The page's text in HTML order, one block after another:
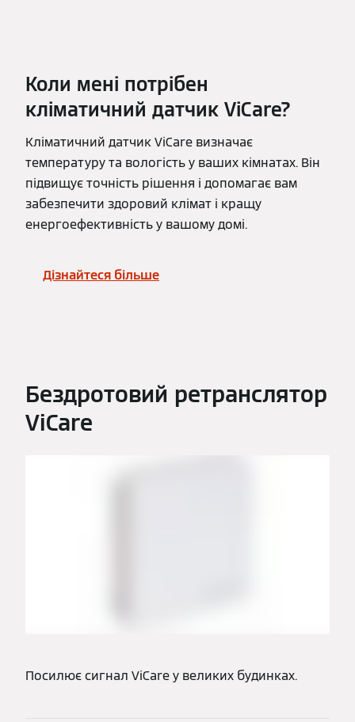
Коли мені потрібен
кліматичний датчик ViCare?
Кліматичний датчик ViCare визначає
температуру та вологість у ваших кімнатах. Він
підвищує точність рішення і допомагає вам
забезпечити здоровий клімат і кращу
енергоефективність у вашому домі.
Дізнайтеся більше
Бездротовий ретранслятор
ViCare
Посилює сигнал ViCare у великих будинках.